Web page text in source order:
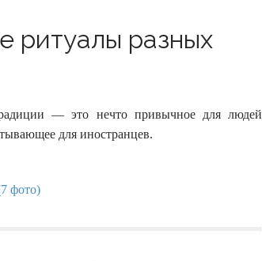
ритуалы разных
— это нечто привычное для людей
для иностранцев.